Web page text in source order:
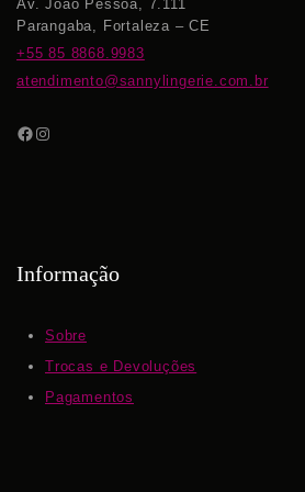
Av. João Pessoa, 7.111
Parangaba, Fortaleza – CE
+55 85 8868.9983
atendimento@sannylingerie.com.br
Informação
Sobre
Trocas e Devoluções
Pagamentos